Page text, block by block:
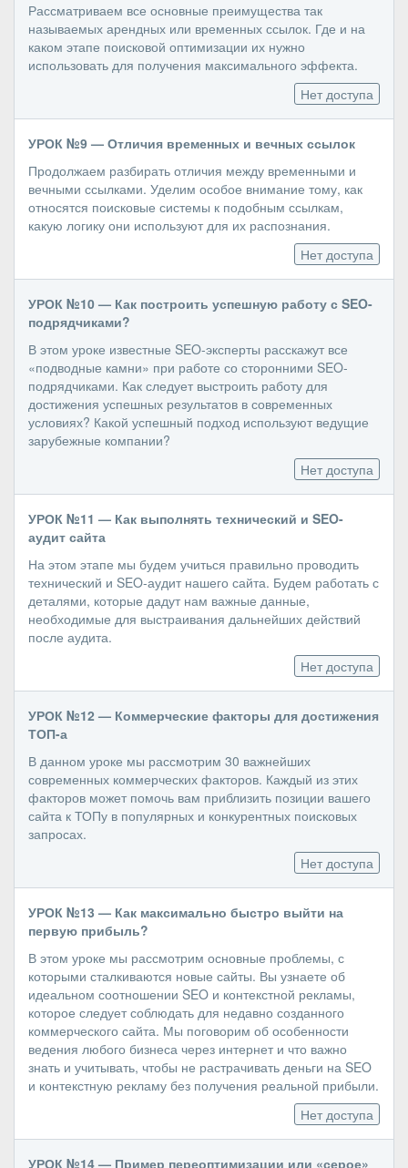
Рассматриваем все основные преимущества так
называемых арендных или временных ссылок. Где и на
каком этапе поисковой оптимизации их нужно
использовать для получения максимального эффекта.
Нет доступа
УРОК №9 — Отличия временных и вечных ссылок
Продолжаем разбирать отличия между временными и
вечными ссылками. Уделим особое внимание тому, как
относятся поисковые системы к подобным ссылкам,
какую логику они используют для их распознания.
Нет доступа
УРОК №10 — Как построить успешную работу с SEO-
подрядчиками?
В этом уроке известные SEO-эксперты расскажут все
«подводные камни» при работе со сторонними SEO-
подрядчиками. Как следует выстроить работу для
достижения успешных результатов в современных
условиях? Какой успешный подход используют ведущие
зарубежные компании?
Нет доступа
УРОК №11 — Как выполнять технический и SEO-
аудит сайта
На этом этапе мы будем учиться правильно проводить
технический и SEO-аудит нашего сайта. Будем работать с
деталями, которые дадут нам важные данные,
необходимые для выстраивания дальнейших действий
после аудита.
Нет доступа
УРОК №12 — Коммерческие факторы для достижения
ТОП-а
В данном уроке мы рассмотрим 30 важнейших
современных коммерческих факторов. Каждый из этих
факторов может помочь вам приблизить позиции вашего
сайта к ТОПу в популярных и конкурентных поисковых
запросах.
Нет доступа
УРОК №13 — Как максимально быстро выйти на
первую прибыль?
В этом уроке мы рассмотрим основные проблемы, с
которыми сталкиваются новые сайты. Вы узнаете об
идеальном соотношении SEO и контекстной рекламы,
которое следует соблюдать для недавно созданного
коммерческого сайта. Мы поговорим об особенности
ведения любого бизнеса через интернет и что важно
знать и учитывать, чтобы не растрачивать деньги на SEO
и контекстную рекламу без получения реальной прибыли.
Нет доступа
УРОК №14 — Пример переоптимизации или «серое»